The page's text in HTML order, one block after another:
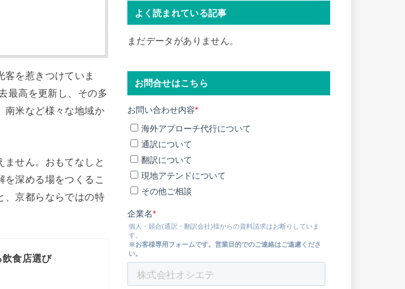
を惹きつけていま
最高を更新し、その多
南米など様々な地域か
ません。おもてなしと
深める場をつくるこ
、京都らならではの特
飲食店選び
よく読まれている記事
まだデータがありません。
お問合せはこちら